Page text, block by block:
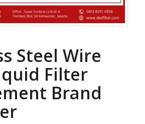
Steel Wire
Filter
Brand